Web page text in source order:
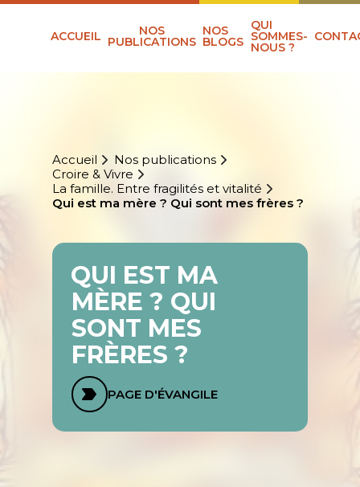
ACCUEIL NOS
PUBLICATIONS
NOS
BLOGS
QUI
SOMMES-
NOUS ?
Accueil
Nos publications
Croire & Vivre
La famille. Entre fragilités et vitalité
Qui est ma mère ? Qui sont mes frères ?
QUI EST MA
MÈRE ? QUI
SONT MES
FRÈRES ?
PAGE D'ÉVANGILE